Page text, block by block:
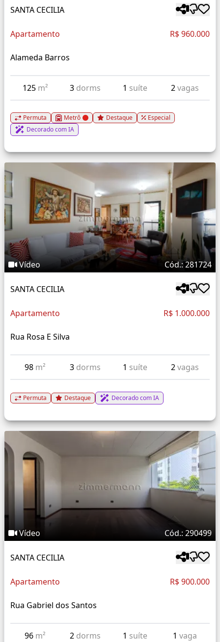
SANTA CECILIA
Apartamento R$ 960.000
Alameda Barros
125 m² 3 dorms 1 suíte 2vagas
Permuta Metrô Destaque
Especial
Decorado com IA
Vídeo Cód.: 281724
SANTA CECILIA
Apartamento R$ 1.000.000
Rua Rosa E Silva
98 m² 3 dorms 1 suíte 2vagas
Permuta Destaque Decorado com IA
Vídeo Cód.: 290499
SANTA CECILIA
Apartamento R$ 900.000
Rua Gabriel dos Santos
96 m² 2 dorms 1 suíte 1 vaga